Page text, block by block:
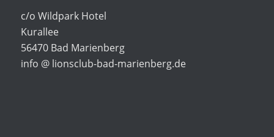
c/o Wildpark Hotel
Kurallee
56470 Bad Marienberg
info @ lionsclub-bad-marienberg.de